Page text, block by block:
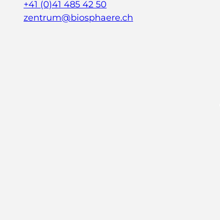
+41 (0)41 485 42 50
zentrum@biosphaere.ch